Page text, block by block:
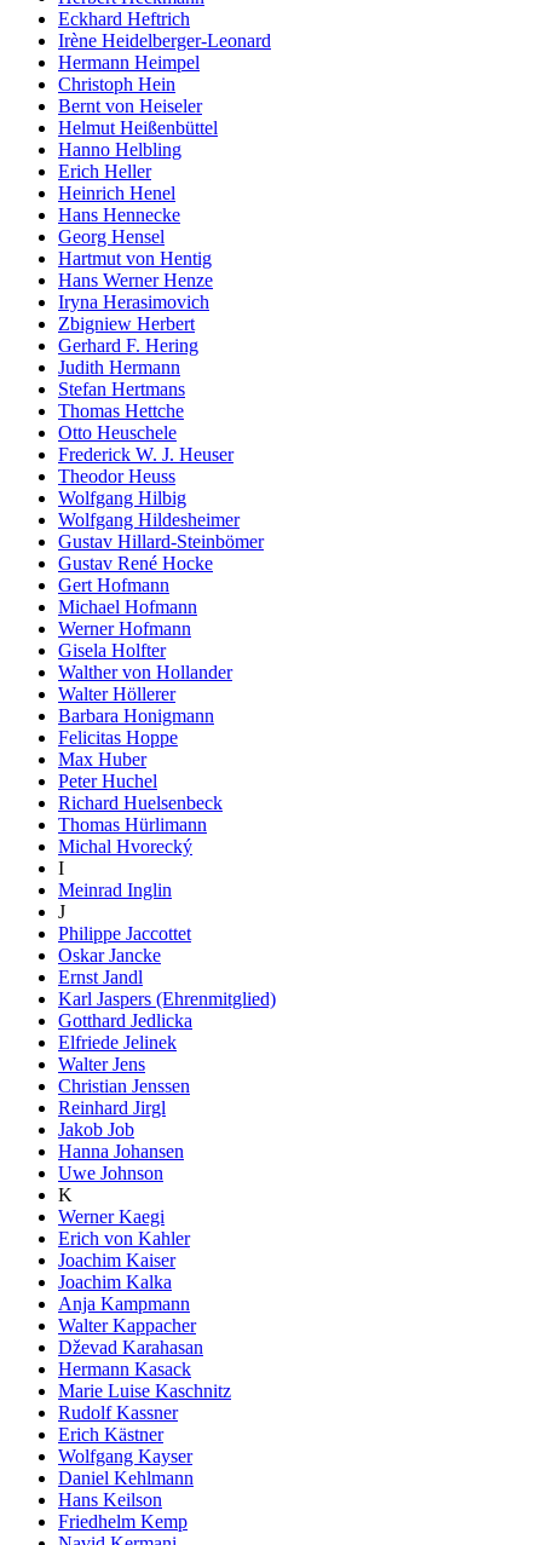
Eckhard Heftrich
Irène Heidelberger-Leonard
Hermann Heimpel
Christoph Hein
Bernt von Heiseler
Helmut Heißenbüttel
Hanno Helbling
Erich Heller
Heinrich Henel
Hans Hennecke
Georg Hensel
Hartmut von Hentig
Hans Werner Henze
Iryna Herasimovich
Zbigniew Herbert
Gerhard F. Hering
Judith Hermann
Stefan Hertmans
Thomas Hettche
Otto Heuschele
Frederick W. J. Heuser
Theodor Heuss
Wolfgang Hilbig
Wolfgang Hildesheimer
Gustav Hillard-Steinbömer
Gustav René Hocke
Gert Hofmann
Michael Hofmann
Werner Hofmann
Gisela Holfter
Walther von Hollander
Walter Höllerer
Barbara Honigmann
Felicitas Hoppe
Max Huber
Peter Huchel
Richard Huelsenbeck
Thomas Hürlimann
Michal Hvorecký
I
Meinrad Inglin
J
Philippe Jaccottet
Oskar Jancke
Ernst Jandl
Karl Jaspers (Ehrenmitglied)
Gotthard Jedlicka
Elfriede Jelinek
Walter Jens
Christian Jenssen
Reinhard Jirgl
Jakob Job
Hanna Johansen
Uwe Johnson
K
Werner Kaegi
Erich von Kahler
Joachim Kaiser
Joachim Kalka
Anja Kampmann
Walter Kappacher
Dževad Karahasan
Hermann Kasack
Marie Luise Kaschnitz
Rudolf Kassner
Erich Kästner
Wolfgang Kayser
Daniel Kehlmann
Hans Keilson
Friedhelm Kemp